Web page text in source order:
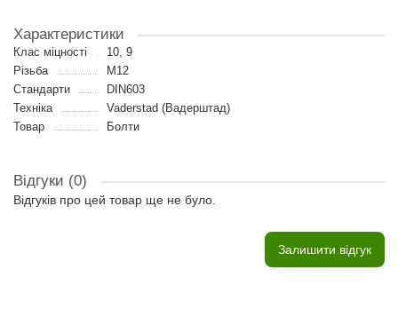
Характеристики
Клас міцності
10, 9
Різьба
M12
Стандарти
DIN603
Техніка
Vaderstad (Вадерштад)
Товар
Болти
Відгуки (0)
Відгуків про цей товар ще не було.
Залишити відгук